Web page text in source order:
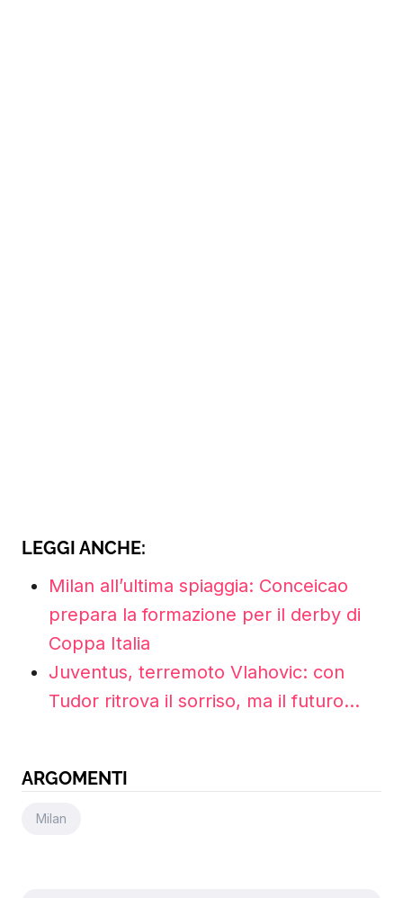
LEGGI ANCHE:
Milan all’ultima spiaggia: Conceicao
prepara la formazione per il derby di
Coppa Italia
Juventus, terremoto Vlahovic: con
Tudor ritrova il sorriso, ma il futuro…
ARGOMENTI
Milan